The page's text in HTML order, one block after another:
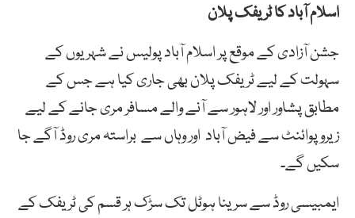
اسلام آباد کا ٹریفک پلان
جشن آزادی کے موقع پر اسلام آباد پولیس نے شہریوں کے
سہولت کے لیے ٹریفک پلان بھی جاری کیا ہے جس کے
مطابق پشاور اور لاہور سے آنے والے مسافر مری جانے کے لیے
زیرو پوائنٹ سے فیض آباد اور وہاں سے براستہ مری روڈ آگے جا
سکیں گے۔
ایمبیسی روڈ سے سرینا ہوٹل تک سڑک ہر قسم کی ٹریفک کے